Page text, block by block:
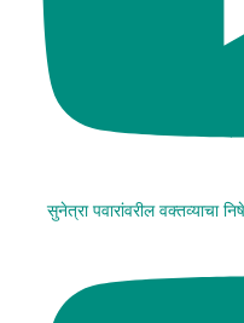
सुनेत्रा पवारांवरील वक्तव्याचा